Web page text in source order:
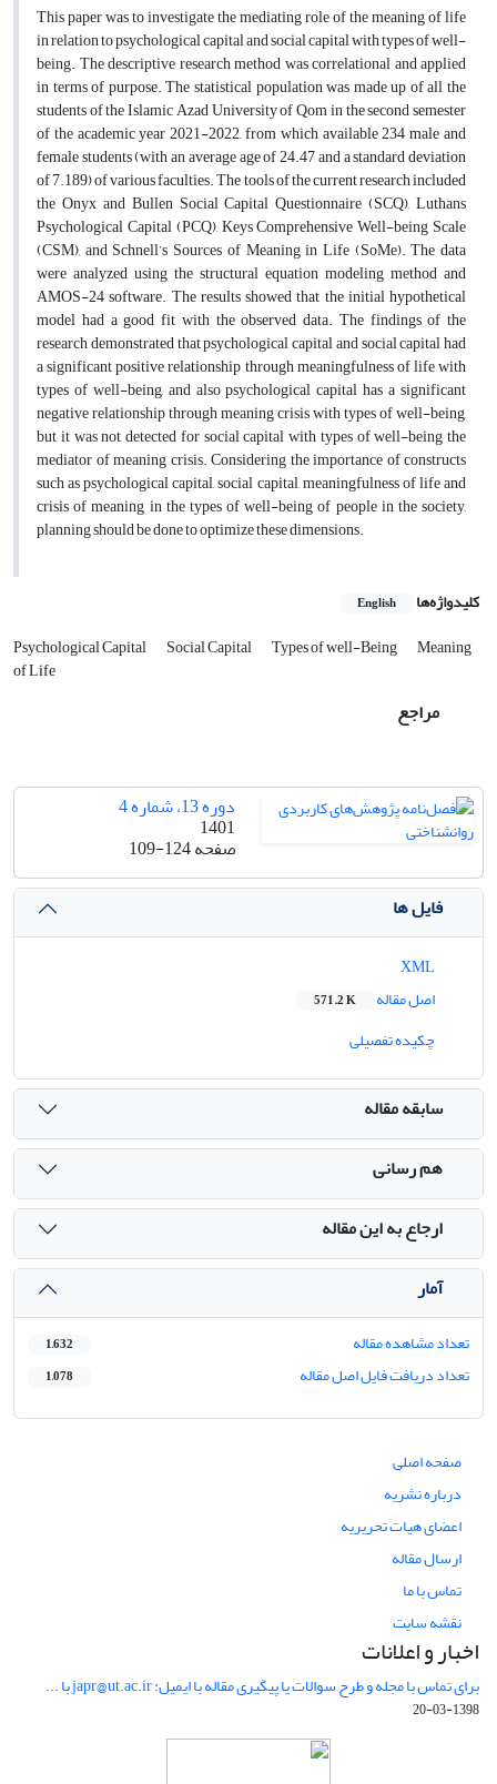
This paper was to investigate the mediating role of the meaning of life
in relation to psychological capital and social capital with types of well-
being. The descriptive research method was correlational and applied
in terms of purpose. The statistical population was made up of all the
students of the Islamic Azad University of Qom in the second semester
of the academic year 2021-2022, from which available 234 male and
female students (with an average age of 24.47 and a standard deviation
of 7.189) of various faculties. The tools of the current research included
the Onyx and Bullen Social Capital Questionnaire (SCQ), Luthans
Psychological Capital (PCQ), Keys Comprehensive Well-being Scale
(CSM), and Schnell’s Sources of Meaning in Life (SoMe). The data
were analyzed using the structural equation modeling method and
AMOS-24 software. The results showed that the initial hypothetical
model had a good fit with the observed data. The findings of the
research demonstrated that psychological capital and social capital had
a significant positive relationship through meaningfulness of life with
types of well-being, and also psychological capital has a significant
negative relationship through meaning crisis with types of well-being,
but it was not detected for social capital with types of well-being the
mediator of meaning crisis. Considering the importance of constructs
such as psychological capital, social capital, meaningfulness of life and
crisis of meaning in the types of well-being of people in the society,
planning should be done to optimize these dimensions.
کلیدواژه‌ها English
Psychological Capital Social Capital Types of well-Being Meaning
of Life
مراجع
دوره 13، شماره 4
1401
صفحه109-124
فایل ها
اصل مقاله
571.2 K
چکیده تفصیلی
سابقه مقاله
هم رسانی
ارجاع به این مقاله
آمار
تعداد مشاهده مقاله 1,632
تعداد دریافت فایل اصل مقاله 1,078
صفحه اصلی
درباره نشریه
اعضای هیات تحریریه
ارسال مقاله
تماس با ما
نقشه سایت
اخبار و اعلانات
برای تماس با مجله و طرح سوالات یا پیگیری مقاله با ایمیل: japr@ut.ac.ir با ...
1398-03-20